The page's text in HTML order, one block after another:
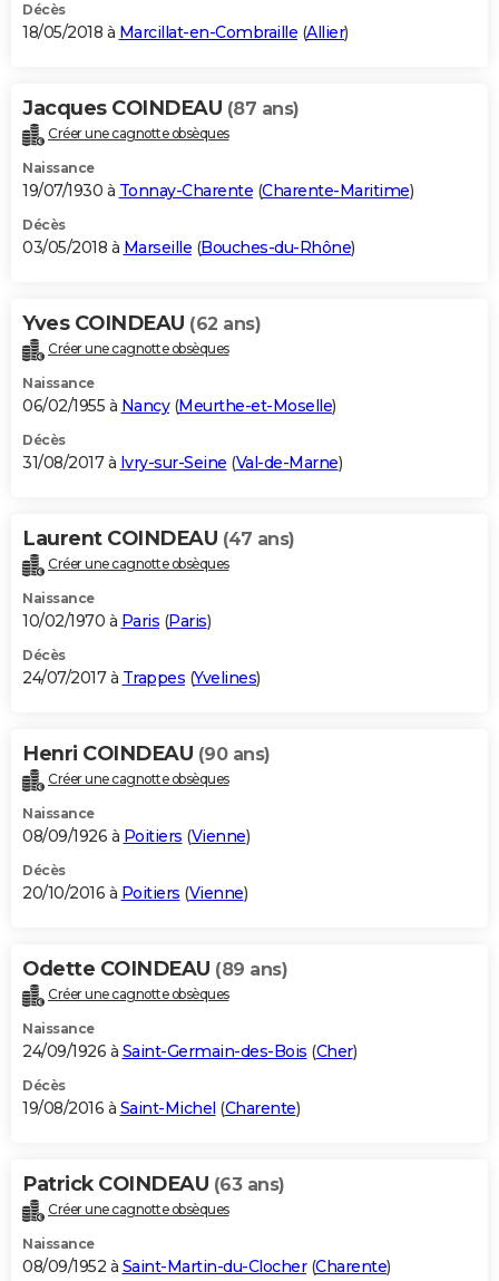
Décès
18/05/2018 à Marcillat-en-Combraille (Allier)
Jacques COINDEAU (87 ans)
Créer une cagnotte obsèques
Naissance
19/07/1930 à Tonnay-Charente (Charente-Maritime)
Décès
03/05/2018 à Marseille (Bouches-du-Rhône)
Yves COINDEAU (62 ans)
Créer une cagnotte obsèques
Naissance
06/02/1955 à Nancy(Meurthe-et-Moselle)
Décès
31/08/2017 à Ivry-sur-Seine (Val-de-Marne)
Laurent COINDEAU (47 ans)
Créer une cagnotte obsèques
Naissance
10/02/1970 à Paris (Paris)
Décès
24/07/2017 à Trappes (Yvelines)
Henri COINDEAU (90 ans)
Créer une cagnotte obsèques
Naissance
08/09/1926 à Poitiers (Vienne)
Décès
20/10/2016 à Poitiers (Vienne)
Odette COINDEAU (89 ans)
Créer une cagnotte obsèques
Naissance
24/09/1926 à Saint-Germain-des-Bois (Cher)
Décès
19/08/2016 à Saint-Michel (Charente)
Patrick COINDEAU (63 ans)
Créer une cagnotte obsèques
Naissance
08/09/1952 à Saint-Martin-du-Clocher(Charente)